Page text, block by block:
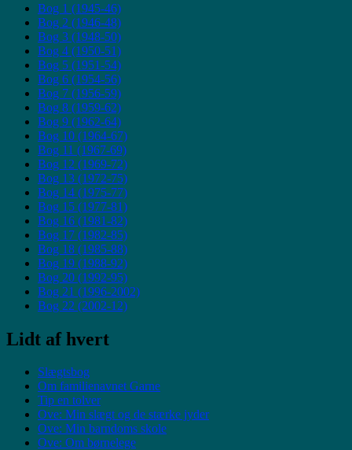
Bog 1 (1945-46)
Bog 2 (1946-48)
Bog 3 (1948-50)
Bog 4 (1950-51)
Bog 5 (1951-54)
Bog 6 (1954-56)
Bog 7 (1956-59)
Bog 8 (1959-62)
Bog 9 (1962-64)
Bog 10 (1964-67)
Bog 11 (1967-69)
Bog 12 (1969-72)
Bog 13 (1972-75)
Bog 14 (1975-77)
Bog 15 (1977-81)
Bog 16 (1981-82)
Bog 17 (1982-85)
Bog 18 (1985-88)
Bog 19 (1988-92)
Bog 20 (1992-95)
Bog 21 (1996-2002)
Bog 22 (2002-12)
Lidt af hvert
Slægtsbog
Om familienavnet Garne
Tip en tolver
Ove: Min slægt og de stærke jyder
Ove: Min barndoms skole
Ove: Om børnelege